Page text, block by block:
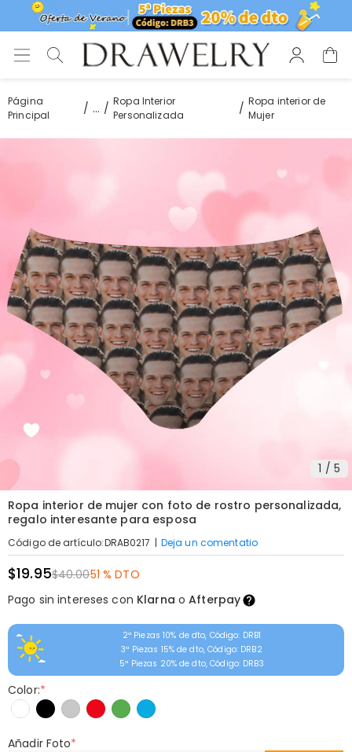
Página
Principal
...
Ropa Interior
Personalizada
Ropa interior de
Mujer
1 / 5
Ropa interior de mujer con foto de rostro personalizada,
regalo interesante para esposa
Código de artículo:DRAB0217 | Deja un comentatio
$19.95$40.0051 % DTO
Pago sin intereses con Klarna oAfterpay
2ª Piezas 10% de dto, Código: DRB1
3ª Piezas 15% de dto, Código: DRB2
5ª Piezas 20% de dto, Código: DRB3
Color:*
Añadir Foto*